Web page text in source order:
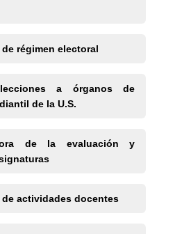
régimen electoral
a órganos de
de la U.S.
de la evaluación y
de actividades docentes